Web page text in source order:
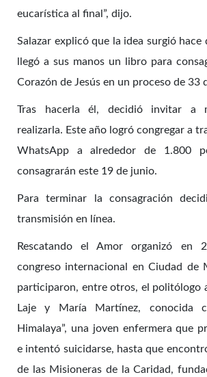
eucarística al final”, dijo.
Salazar explicó que la idea surgió hace
llegó a sus manos un libro para
Corazón de Jesús en un proceso de 33
Tras hacerla él, decidió invitar a
realizarla. Este año logró congregar a
WhatsApp a alrededor de 1.800
consagrarán este 19 de junio.
Para terminar la consagración
transmisión en línea.
Rescatando el Amor organizó en
congreso internacional en Ciudad de
participaron, entre otros, el politólogo
Laje y María Martínez, conocida
Himalaya”, una joven enfermera que
e intentó suicidarse, hasta que
de las Misioneras de la Caridad,